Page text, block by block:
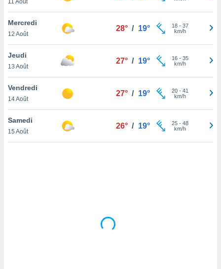
la
du
en
de
Mercredi
12 Août
28° / 19° 18- 37
km/h
Jeudi
13 Août
27° / 19° 16- 35
km/h
Vendredi
14 Août
27° / 19° 20- 41
km/h
Samedi
15 Août
26° / 19° 25- 48
km/h